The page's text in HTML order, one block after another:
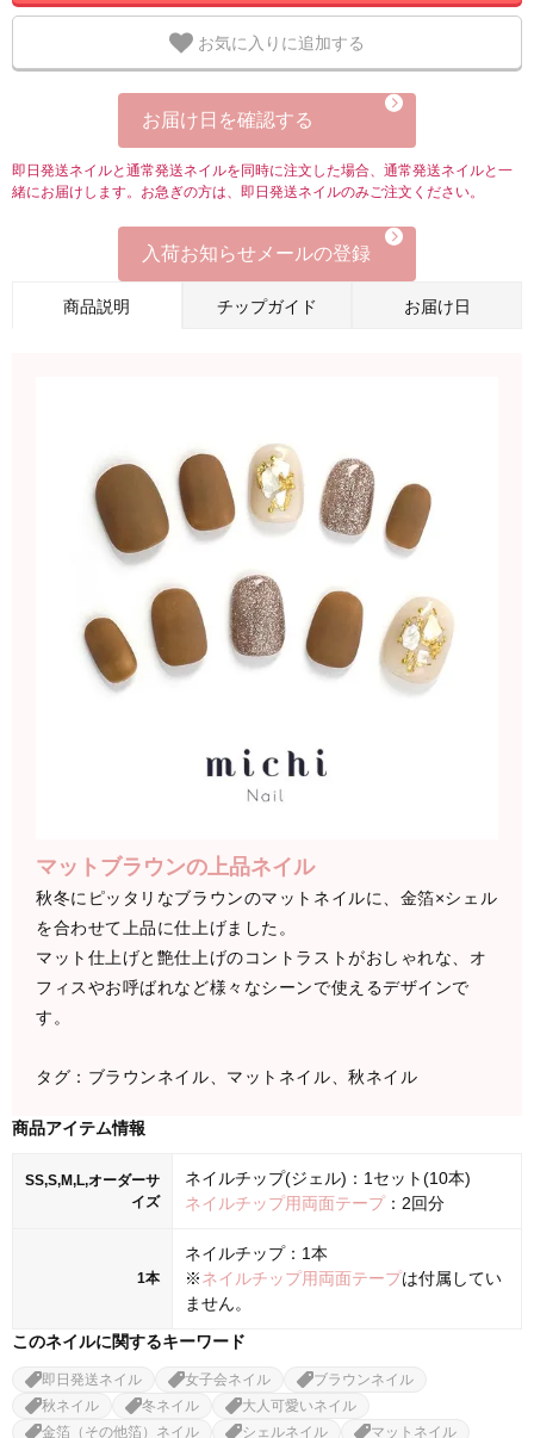
お気に入りに追加する
お届け日を確認する
即日発送ネイルと通常発送ネイルを同時に注文した場合、通常発送ネイルと一
緒にお届けします。お急ぎの方は、即日発送ネイルのみご注文ください。
入荷お知らせメールの登録
商品説明 チップガイド お届け日
マットブラウンの上品ネイル
秋冬にピッタリなブラウンのマットネイルに、金箔×シェル
を合わせて上品に仕上げました。
マット仕上げと艶仕上げのコントラストがおしゃれな、オ
フィスやお呼ばれなど様々なシーンで使えるデザインで
す。
タグ：ブラウンネイル、マットネイル、秋ネイル
商品アイテム情報
SS,S,M,L,オーダーサ
イズ
ネイルチップ(ジェル)：1セット(10本)
ネイルチップ用両面テープ：2回分
1本
ネイルチップ：1本
※ネイルチップ用両面テープは付属してい
ません。
このネイルに関するキーワード
即日発送ネイル 女子会ネイル
ブラウンネイル
秋ネイル
冬ネイル
大人可愛いネイル
金箔（その他箔）ネイル
シェルネイル マットネイル